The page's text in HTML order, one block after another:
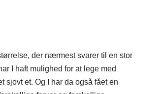
der nærmest svarer til en stor
I haft mulighed for at lege med
et. Og I har da også fået en